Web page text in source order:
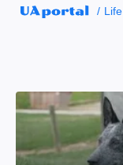
Life